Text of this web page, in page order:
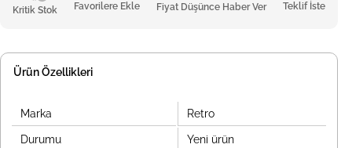
Kritik Stok Favorilere Ekle Fiyat Düşünce Haber Ver Teklif İste
Ürün Özellikleri
Marka Retro
Durumu Yeni ürün